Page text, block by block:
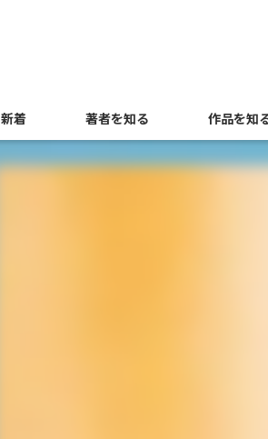
新着 著者を知る 作品を知